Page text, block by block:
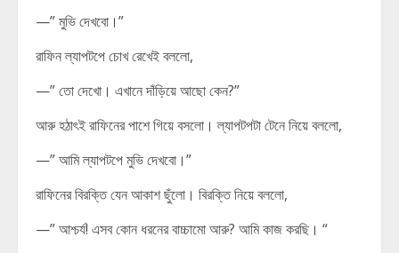
—” মুভি দেখবো।”
রাফিন ল্যাপটপে চোখ রেখেই বললো,
—” তো দেখো। এখানে দাঁড়িয়ে আছো কেন?”
আরু হঠাৎই রাফিনের পাশে গিয়ে বসলো। ল্যাপটপটা টেনে নিয়ে বললো,
—” আমি ল্যাপটপে মুভি দেখবো।”
রাফিনের বিরক্তি যেন আকাশ ছুঁলো। বিরক্তি নিয়ে বললো,
—” আশ্চর্য! এসব কোন ধরনের বাচ্চামো আরু? আমি কাজ করছি। “